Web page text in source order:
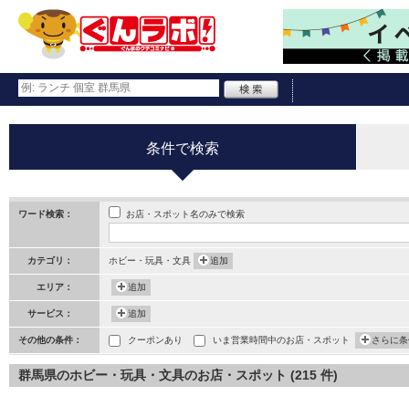
条件で検索
ワード検索： お店・スポット名のみで検索
カテゴリ： ホビー・玩具・文具 追加
エリア： 追加
サービス： 追加
その他の条件： クーポンあり いま営業時間中のお店・スポット さらに
群馬県のホビー・玩具・文具のお店・スポット (215 件)